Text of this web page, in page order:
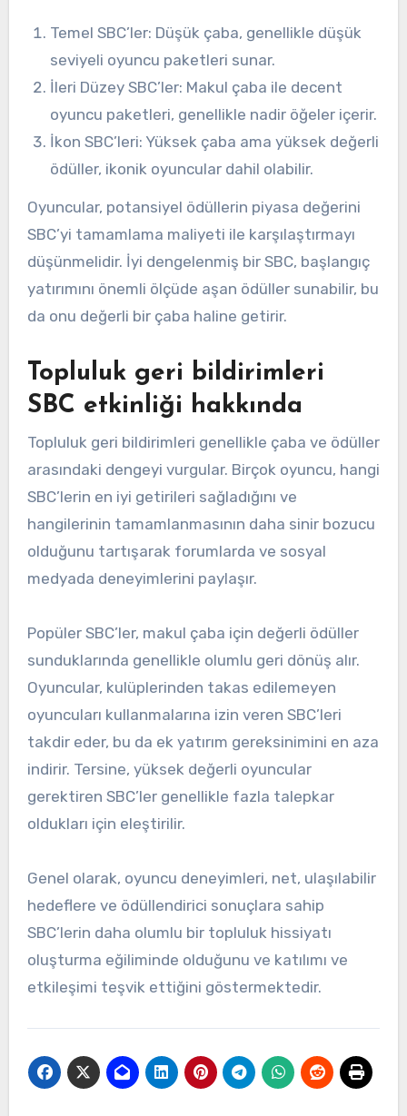
Temel SBC’ler: Düşük çaba, genellikle düşük
seviyeli oyuncu paketleri sunar.
İleri Düzey SBC’ler: Makul çaba ile decent
oyuncu paketleri, genellikle nadir öğeler içerir.
İkon SBC’leri: Yüksek çaba ama yüksek değerli
ödüller, ikonik oyuncular dahil olabilir.
Oyuncular, potansiyel ödüllerin piyasa değerini
SBC’yi tamamlama maliyeti ile karşılaştırmayı
düşünmelidir. İyi dengelenmiş bir SBC, başlangıç
yatırımını önemli ölçüde aşan ödüller sunabilir, bu
da onu değerli bir çaba haline getirir.
Topluluk geri bildirimleri
SBC etkinliği hakkında
Topluluk geri bildirimleri genellikle çaba ve ödüller
arasındaki dengeyi vurgular. Birçok oyuncu, hangi
SBC’lerin en iyi getirileri sağladığını ve
hangilerinin tamamlanmasının daha sinir bozucu
olduğunu tartışarak forumlarda ve sosyal
medyada deneyimlerini paylaşır.
Popüler SBC’ler, makul çaba için değerli ödüller
sunduklarında genellikle olumlu geri dönüş alır.
Oyuncular, kulüplerinden takas edilemeyen
oyuncuları kullanmalarına izin veren SBC’leri
takdir eder, bu da ek yatırım gereksinimini en aza
indirir. Tersine, yüksek değerli oyuncular
gerektiren SBC’ler genellikle fazla talepkar
oldukları için eleştirilir.
Genel olarak, oyuncu deneyimleri, net, ulaşılabilir
hedeflere ve ödüllendirici sonuçlara sahip
SBC’lerin daha olumlu bir topluluk hissiyatı
oluşturma eğiliminde olduğunu ve katılımı ve
etkileşimi teşvik ettiğini göstermektedir.